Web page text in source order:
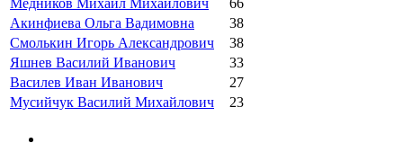
Акинфиева Ольга Вадимовна
38
Смолькин Игорь Александрович
38
Яшнев Василий Иванович
33
Василев Иван Иванович
27
Мусийчук Василий Михайлович
23